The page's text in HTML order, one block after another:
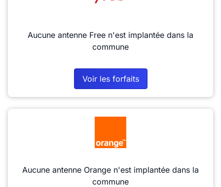
Aucune antenne Free n'est implantée dans la
commune
Voir les forfaits
Aucune antenne Orange n'est implantée dans la
commune